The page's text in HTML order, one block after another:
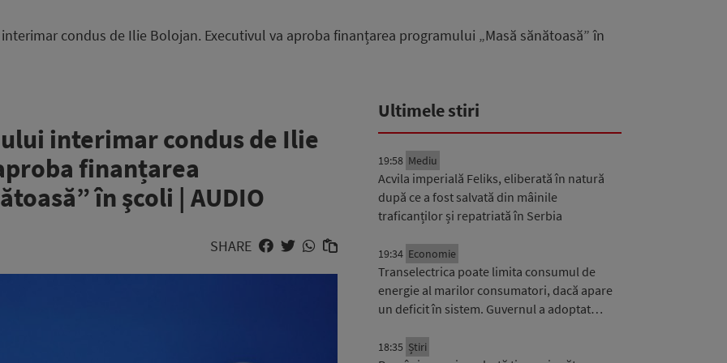
condus de Ilie Bolojan. Executivul va aproba finanțarea programului „Masă sănătoasă” în
interimar condus de Ilie
finanțarea
în şcoli | AUDIO
SHARE
Ultimele stiri
19:58 Mediu
Acvila imperială Feliks, eliberată în natură
după ce a fost salvată din mâinile
traficanților și repatriată în Serbia
19:34 Economie
Transelectrica poate limita consumul de
energie al marilor consumatori, dacă apare
un deficit în sistem. Guvernul a adoptat…
18:35 Știri